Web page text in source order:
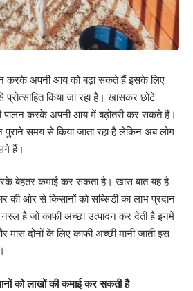
करके अपनी आय को बढ़ा सकते हैं इसके लिए
किया जा रहा है। खासकर छोटे
पालन करके अपनी आय में बढ़ोतरी कर सकते हैं।
पुराने समय से किया जाता रहा है लेकिन अब लोग
हैं।
बेहतर कमाई कर सकता है। खास बात यह है
की ओर से किसानों को सब्सिडी का लाभ प्रदान
है जो काफी अच्छा उत्पादन कर देती है इनमें
दोनों के लिए काफी अच्छी मानी जाती इस
को लाखों की कमाई कर सकती है